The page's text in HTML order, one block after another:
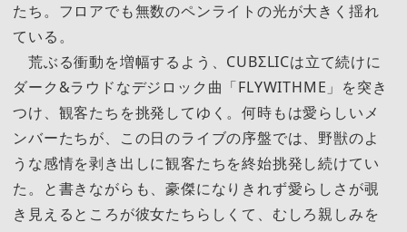
たち。フロアでも無数のペンライトの光が大きく揺れ
ている。
荒ぶる衝動を増幅するよう、CUBΣLICは立て続けに
ダーク&ラウドなデジロック曲「FLYWITHME」を突き
つけ、観客たちを挑発してゆく。何時もは愛らしいメ
ンバーたちが、この日のライブの序盤では、野獣のよ
うな感情を剥き出しに観客たちを終始挑発し続けてい
た。と書きながらも、豪傑になりきれず愛らしさが覗
き見えるところが彼女たちらしくて、むしろ親しみを